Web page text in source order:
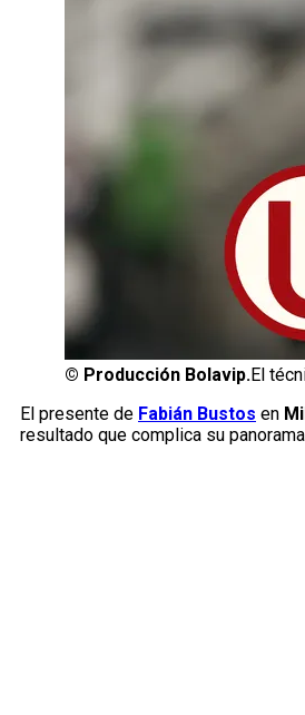
© Producción Bolavip.El
El presente de Fabián Bustos en
resultado que complica su